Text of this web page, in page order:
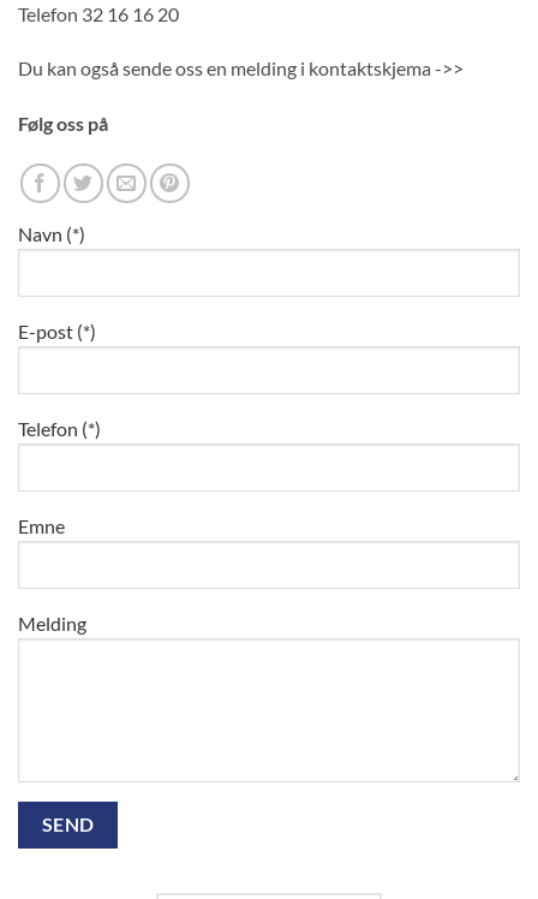
Telefon 32 16 16 20
Du kan også sende oss en melding i kontaktskjema ->>
Følg oss på
Navn (*)
E-post (*)
Telefon (*)
Emne
Melding